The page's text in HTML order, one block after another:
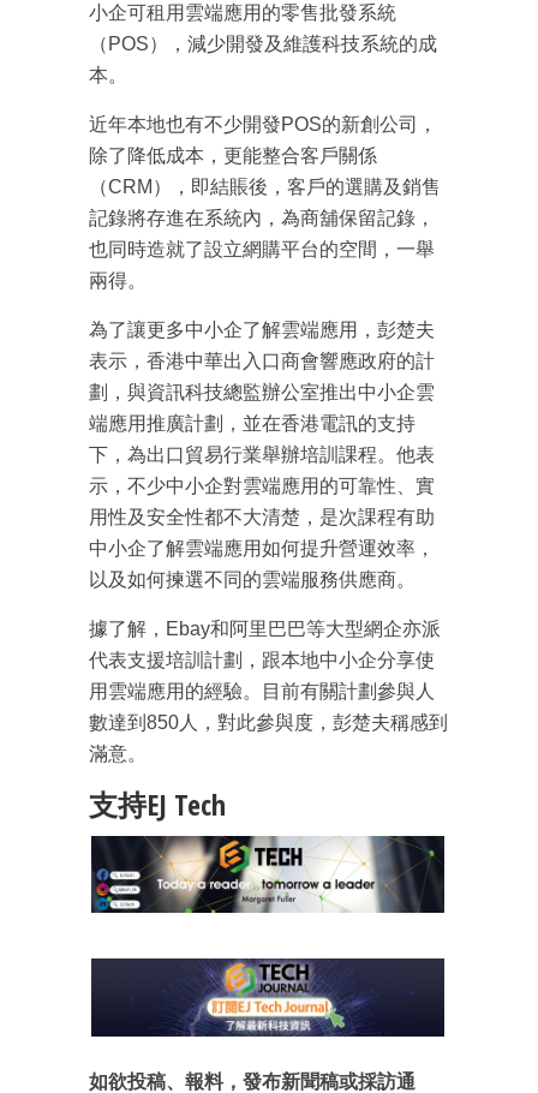
小企可租用雲端應用的零售批發系統
（POS），減少開發及維護科技系統的成
本。
近年本地也有不少開發POS的新創公司，
除了降低成本，更能整合客戶關係
（CRM），即結賬後，客戶的選購及銷售
記錄將存進在系統內，為商舖保留記錄，
也同時造就了設立網購平台的空間，一舉
兩得。
為了讓更多中小企了解雲端應用，彭楚夫
表示，香港中華出入口商會響應政府的計
劃，與資訊科技總監辦公室推出中小企雲
端應用推廣計劃，並在香港電訊的支持
下，為出口貿易行業舉辦培訓課程。他表
示，不少中小企對雲端應用的可靠性、實
用性及安全性都不大清楚，是次課程有助
中小企了解雲端應用如何提升營運效率，
以及如何揀選不同的雲端服務供應商。
據了解，Ebay和阿里巴巴等大型網企亦派
代表支援培訓計劃，跟本地中小企分享使
用雲端應用的經驗。目前有關計劃參與人
數達到850人，對此參與度，彭楚夫稱感到
滿意。
支持EJ Tech
如欲投稿、報料，發布新聞稿或採訪通
箱！